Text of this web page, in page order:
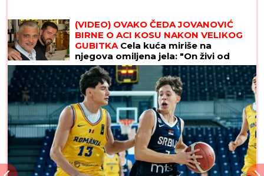
(VIDEO) OVAKO ČEDA JOVANOVIĆ
BIRNE O ACI KOSU NAKON VELIKOG
GUBITKACela kuća miriše na
njegova omiljena jela: "On živi od
ljubavi"